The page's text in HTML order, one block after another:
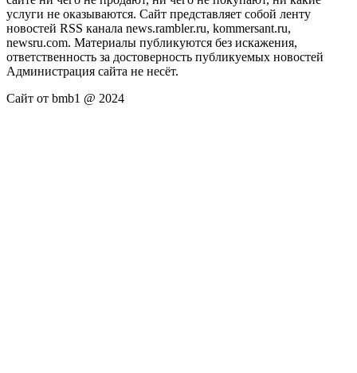
услуги не оказываются. Сайт представляет собой ленту
новостей RSS канала news.rambler.ru, kommersant.ru,
newsru.com. Материалы публикуются без искажения,
ответственность за достоверность публикуемых новостей
Администрация сайта не несёт.
Сайт от bmb1 @ 2024